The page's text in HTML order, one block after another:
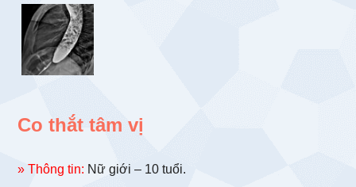
Co thắt tâm vị
» Thông tin: Nữ giới – 10 tuổi.